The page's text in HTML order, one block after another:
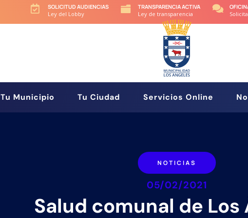

SOLICITUD AUDIENCIAS
Ley del Lobby

TRANSPARENCIA ACTIVA
Ley de transparencia

Tu Municipio Tu Ciudad Servicios Online
NOTICIAS
05/02/2021
Salud comunal de Los